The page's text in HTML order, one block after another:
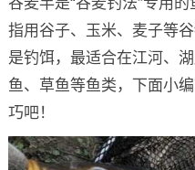
指用谷子、玉米、麦子等
是钓饵，最适合在江河、
鱼、草鱼等鱼类，下面小
巧吧！